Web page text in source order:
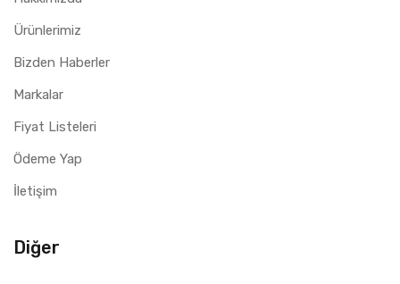
Ürünlerimiz
Bizden Haberler
Markalar
Fiyat Listeleri
Ödeme Yap
İletişim
Diğer